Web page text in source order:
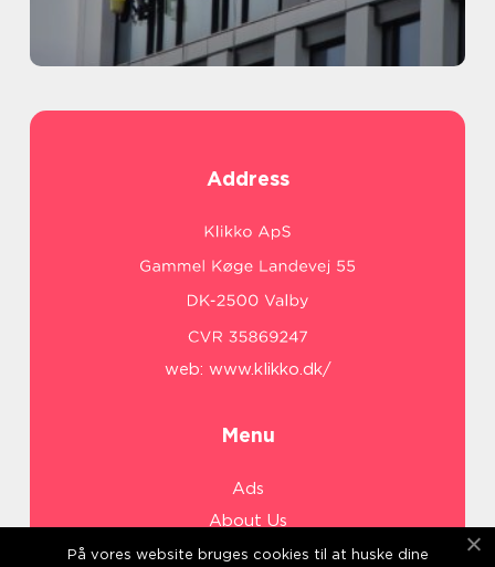
Address
web: www.klikko.dk/
Menu
Ads
About Us
Cookies
På vores website bruges cookies til at huske dine